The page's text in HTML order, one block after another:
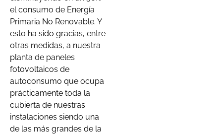
el consumo de Energía
Primaria No Renovable. Y
esto ha sido gracias, entre
otras medidas, a nuestra
planta de paneles
fotovoltaicos de
autoconsumo que ocupa
prácticamente toda la
cubierta de nuestras
instalaciones siendo una
de las más grandes de la